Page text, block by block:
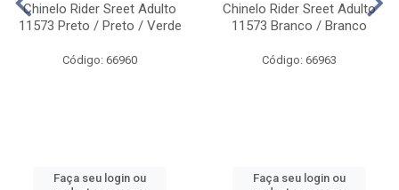
Chinelo Rider Sreet Adulto
11573 Preto / Preto / Verde
Código: 66960
Faça seu login ou
Chinelo Rider Sreet Adulto
11573 Branco / Branco
Código: 66963
Faça seu login ou